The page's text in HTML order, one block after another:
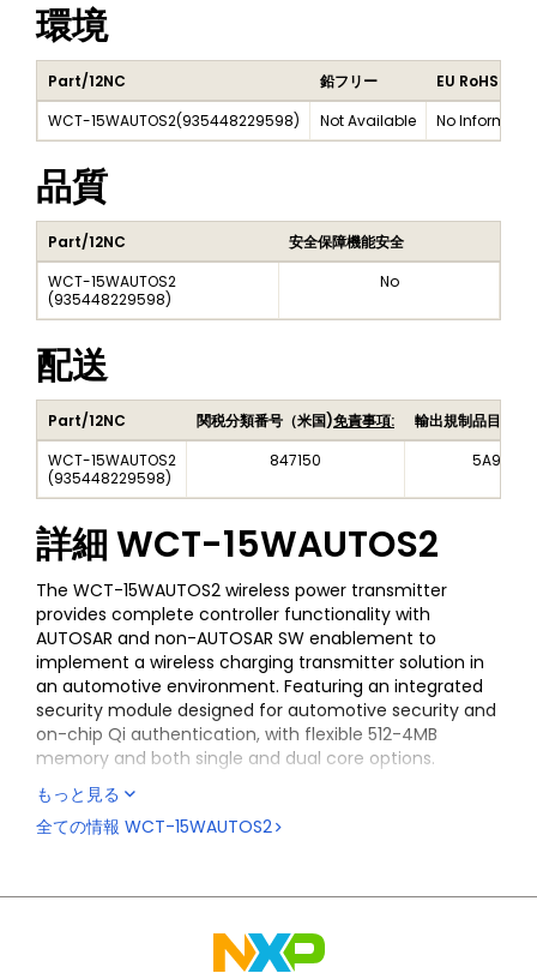
環境
Part/12NC 鉛フリー
EU RoHS
WCT-15WAUTOS2(935448229598) Not Available No
品質
Part/12NC
安全保障機能安全
WCT-15WAUTOS2
(935448229598)
No
配送
Part/12NC 関税分類番号（米国)免責事項:
輸出規制品目番号
WCT-15WAUTOS2
(935448229598)
847150 5A992C
詳細WCT-15WAUTOS2
The WCT-15WAUTOS2 wireless power transmitter
provides complete controller functionality with
AUTOSAR and non-AUTOSAR SW enablement to
implement a wireless charging transmitter solution in
an automotive environment. Featuring an integrated
security module designed for automotive security and
on-chip Qi authentication, with flexible 512-4MB
memory and both single and dual core options.
もっと見る
全ての情報 WCT-15WAUTOS2